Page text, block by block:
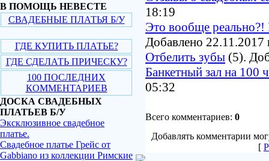
В ПОМОЩЬ НЕВЕСТЕ
СВАДЕБНЫЕ ПЛАТЬЯ Б/У
ГДЕ КУПИТЬ ПЛАТЬЕ?
ГДЕ СДЕЛАТЬ ПРИЧЕСКУ?
100 ПОСЛЕДНИХ
КОММЕНТАРИЕВ
ДОСКА СВАДЕБНЫХ
ПЛАТЬЕВ Б/У
Эксклюзивное свадебное
платье.
Свадебное платье Грейс от
Gabbiano из коллекции Римские
18:19
Это вообще реально?!
Добавлено 22.11.2017
Отбелить зубы (5).
Банкетный зал на 100
05:32
Всего комментариев: 0
Добавлять комментарии
[